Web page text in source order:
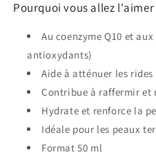
Pourquoi vous allez l'aimer
Au coenzyme Q10 et
antioxydants)
Aide à atténuer les rides
Contribue à raffermir
Hydrate et renforce la
Idéale pour les peaux
Format 50 ml